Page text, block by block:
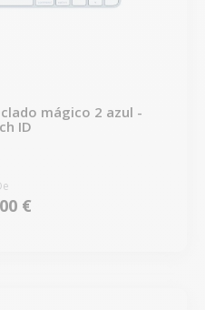
mágico 2 azul -
ID
€